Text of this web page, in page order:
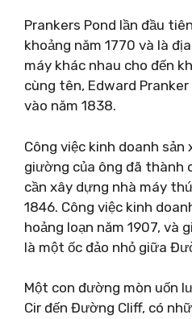
Prankers Pond lần đầu
khoảng năm 1770 và là
máy khác nhau cho đến
cùng tên, Edward
vào năm 1838.
Công việc kinh doanh sản
giường của ông đã thành
cần xây dựng nhà máy
1846. Công việc kinh
hoảng loạn năm 1907, và
là một ốc đảo nhỏ giữa
Một con đường mòn uốn
Cir đến Đường Cliff, có